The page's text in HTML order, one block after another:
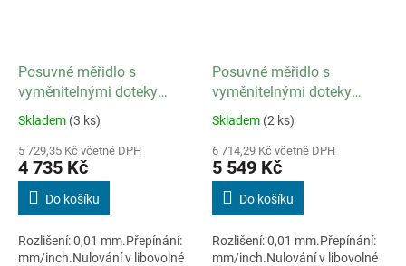
Posuvné měřidlo s
vyměnitelnými doteky
digitální 0 až 150 mm
Skladem (3 ks)
5 729,35 Kč včetně DPH
4 735 Kč
Do košíku
Rozlišení: 0,01 mm.Přepínání:
mm/inch.Nulování v libovolné
Posuvné měřidlo s
vyměnitelnými doteky
digitální 0 až 200 mm
Skladem (2 ks)
6 714,29 Kč včetně DPH
5 549 Kč
Do košíku
Rozlišení: 0,01 mm.Přepínání:
mm/inch.Nulování v libovolné